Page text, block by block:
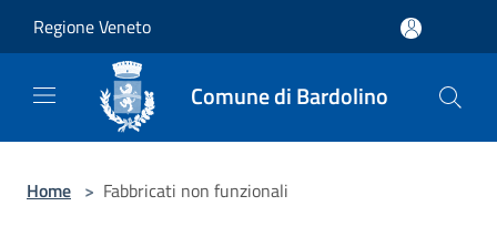
Regione Veneto
Comune di Bardolino
Home > Fabbricati non funzionali